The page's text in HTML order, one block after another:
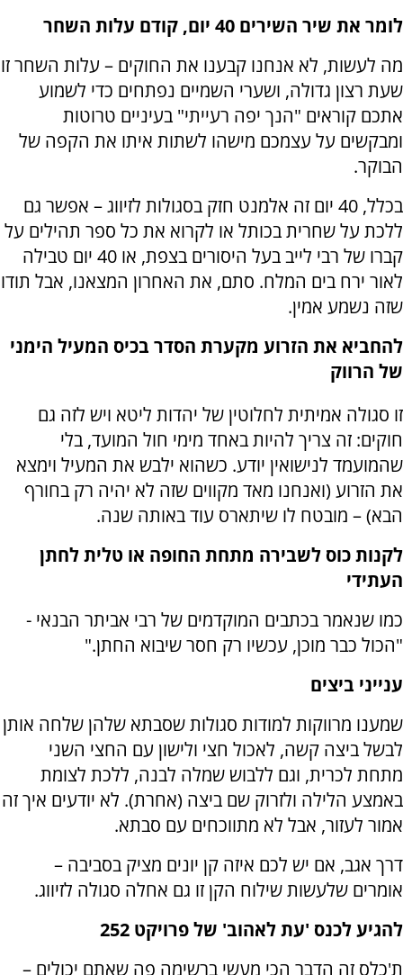
לומר את שיר השירים 40 יום, קודם עלות השחר
מה לעשות, לא אנחנו קבענו את החוקים – עלות השחר זו
שעת רצון גדולה, ושערי השמיים נפתחים כדי לשמוע
אתכם קוראים "הנך יפה רעייתי" בעיניים טרוטות
ומבקשים על עצמכם מישהו לשתות איתו את הקפה של
הבוקר.
בכלל, 40 יום זה אלמנט חזק בסגולות לזיווג – אפשר גם
ללכת על שחרית בכותל או לקרוא את כל ספר תהילים על
קברו של רבי לייב בעל היסורים בצפת, או 40 יום טבילה
לאור ירח בים המלח. סתם, את האחרון המצאנו, אבל תודו
שזה נשמע אמין.
להחביא את הזרוע מקערת הסדר בכיס המעיל הימני
של הרווק
זו סגולה אמיתית לחלוטין של יהדות ליטא ויש לזה גם
חוקים: זה צריך להיות באחד מימי חול המועד, בלי
שהמועמד לנישואין יודע. כשהוא ילבש את המעיל וימצא
את הזרוע (ואנחנו מאד מקווים שזה לא יהיה רק בחורף
הבא) – מובטח לו שיתארס עוד באותה שנה.
לקנות כוס לשבירה מתחת החופה או טלית לחתן
העתידי
כמו שנאמר בכתבים המוקדמים של רבי אביתר הבנאי -
"הכול כבר מוכן, עכשיו רק חסר שיבוא החתן."
ענייני ביצים
שמענו מרווקות למודות סגולות שסבתא שלהן שלחה אותן
לבשל ביצה קשה, לאכול חצי ולישון עם החצי השני
מתחת לכרית, וגם ללבוש שמלה לבנה, ללכת לצומת
באמצע הלילה ולזרוק שם ביצה (אחרת). לא יודעים איך זה
אמור לעזור, אבל לא מתווכחים עם סבתא.
דרך אגב, אם יש לכם איזה קן יונים מציק בסביבה –
אומרים שלעשות שילוח הקן זו גם אחלה סגולה לזיווג.
להגיע לכנס 'עת לאהוב' של פרויקט 252
ת'כלס זה הדבר הכי מעשי ברשימה פה שאתם יכולים –